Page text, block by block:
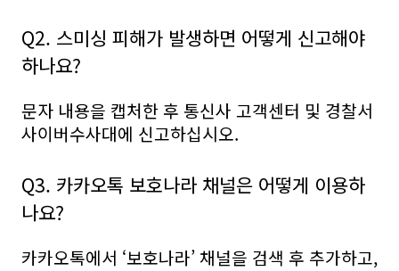
Q2. 스미싱 피해가 발생하면 어떻게 신고해야
하나요?
문자 내용을 캡처한 후 통신사 고객센터 및 경찰서
사이버수사대에 신고하십시오.
Q3. 카카오톡 보호나라 채널은 어떻게 이용하
나요?
카카오톡에서 ‘보호나라’ 채널을 검색 후 추가하고,